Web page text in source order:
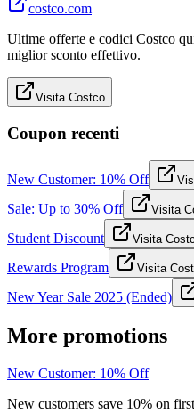
costco.com
Ultime offerte e codici Costco
miglior sconto effettivo.
Visita Costco
Coupon recenti
New Customer: 10% Off
Sale: Up to 30% Off Visita
Student Discount Visita
Rewards Program Visita
New Year Sale 2025 (Ended)
More promotions
New Customer: 10% Off
New customers save 10% on